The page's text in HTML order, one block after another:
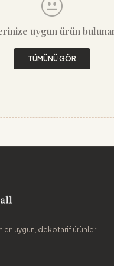
uygun ürün
TÜMÜNÜ GÖR
en uygun, dekotarif ürünleri